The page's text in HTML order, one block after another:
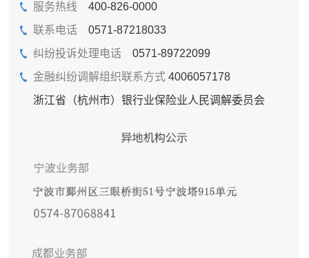
服务热线 400-826-0000
联系电话0571-87218033
纠纷投诉处理电话0571-89722099
金融纠纷调解组织联系方式4006057178
浙江省（杭州市）银行业保险业人民调解委员会